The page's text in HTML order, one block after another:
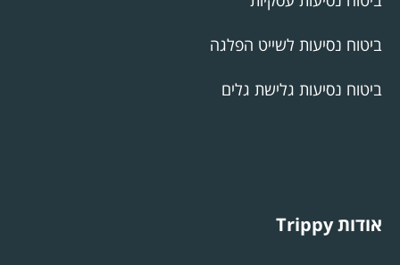
ביטוח נסיעות לשייט הפלגה
ביטוח נסיעות גלישת גלים
אודות Trippy